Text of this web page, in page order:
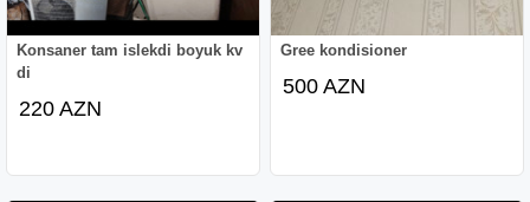
Konsaner tam islekdi boyuk kv
di
220 AZN
Gree kondisioner
500 AZN